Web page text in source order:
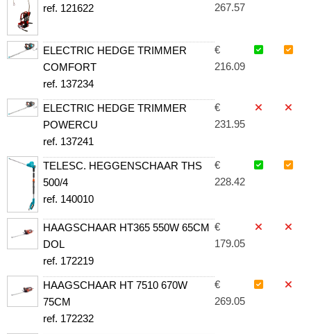
ref. 121622
267.57
ELECTRIC HEDGE TRIMMER
COMFORT
ref. 137234
€
216.09
ELECTRIC HEDGE TRIMMER
POWERCU
ref. 137241
€
231.95
TELESC. HEGGENSCHAAR THS
500/4
ref. 140010
€
228.42
HAAGSCHAAR HT365 550W 65CM
DOL
ref. 172219
€
179.05
HAAGSCHAAR HT 7510 670W
75CM
ref. 172232
€
269.05